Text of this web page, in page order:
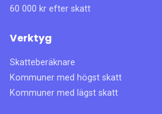
60 000 kr efter skatt
Verktyg
Skatteberäknare
Kommuner med högst skatt
Kommuner med lägst skatt